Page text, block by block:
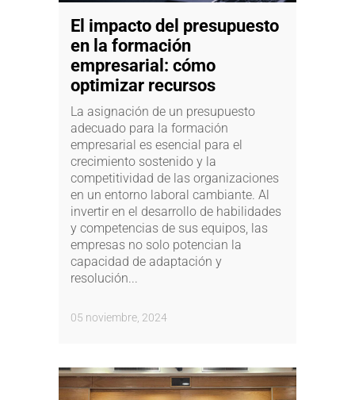
El impacto del presupuesto
en la formación
empresarial: cómo
optimizar recursos
La asignación de un presupuesto
adecuado para la formación
empresarial es esencial para el
crecimiento sostenido y la
competitividad de las organizaciones
en un entorno laboral cambiante. Al
invertir en el desarrollo de habilidades
y competencias de sus equipos, las
empresas no solo potencian la
capacidad de adaptación y
resolución...
05 noviembre, 2024